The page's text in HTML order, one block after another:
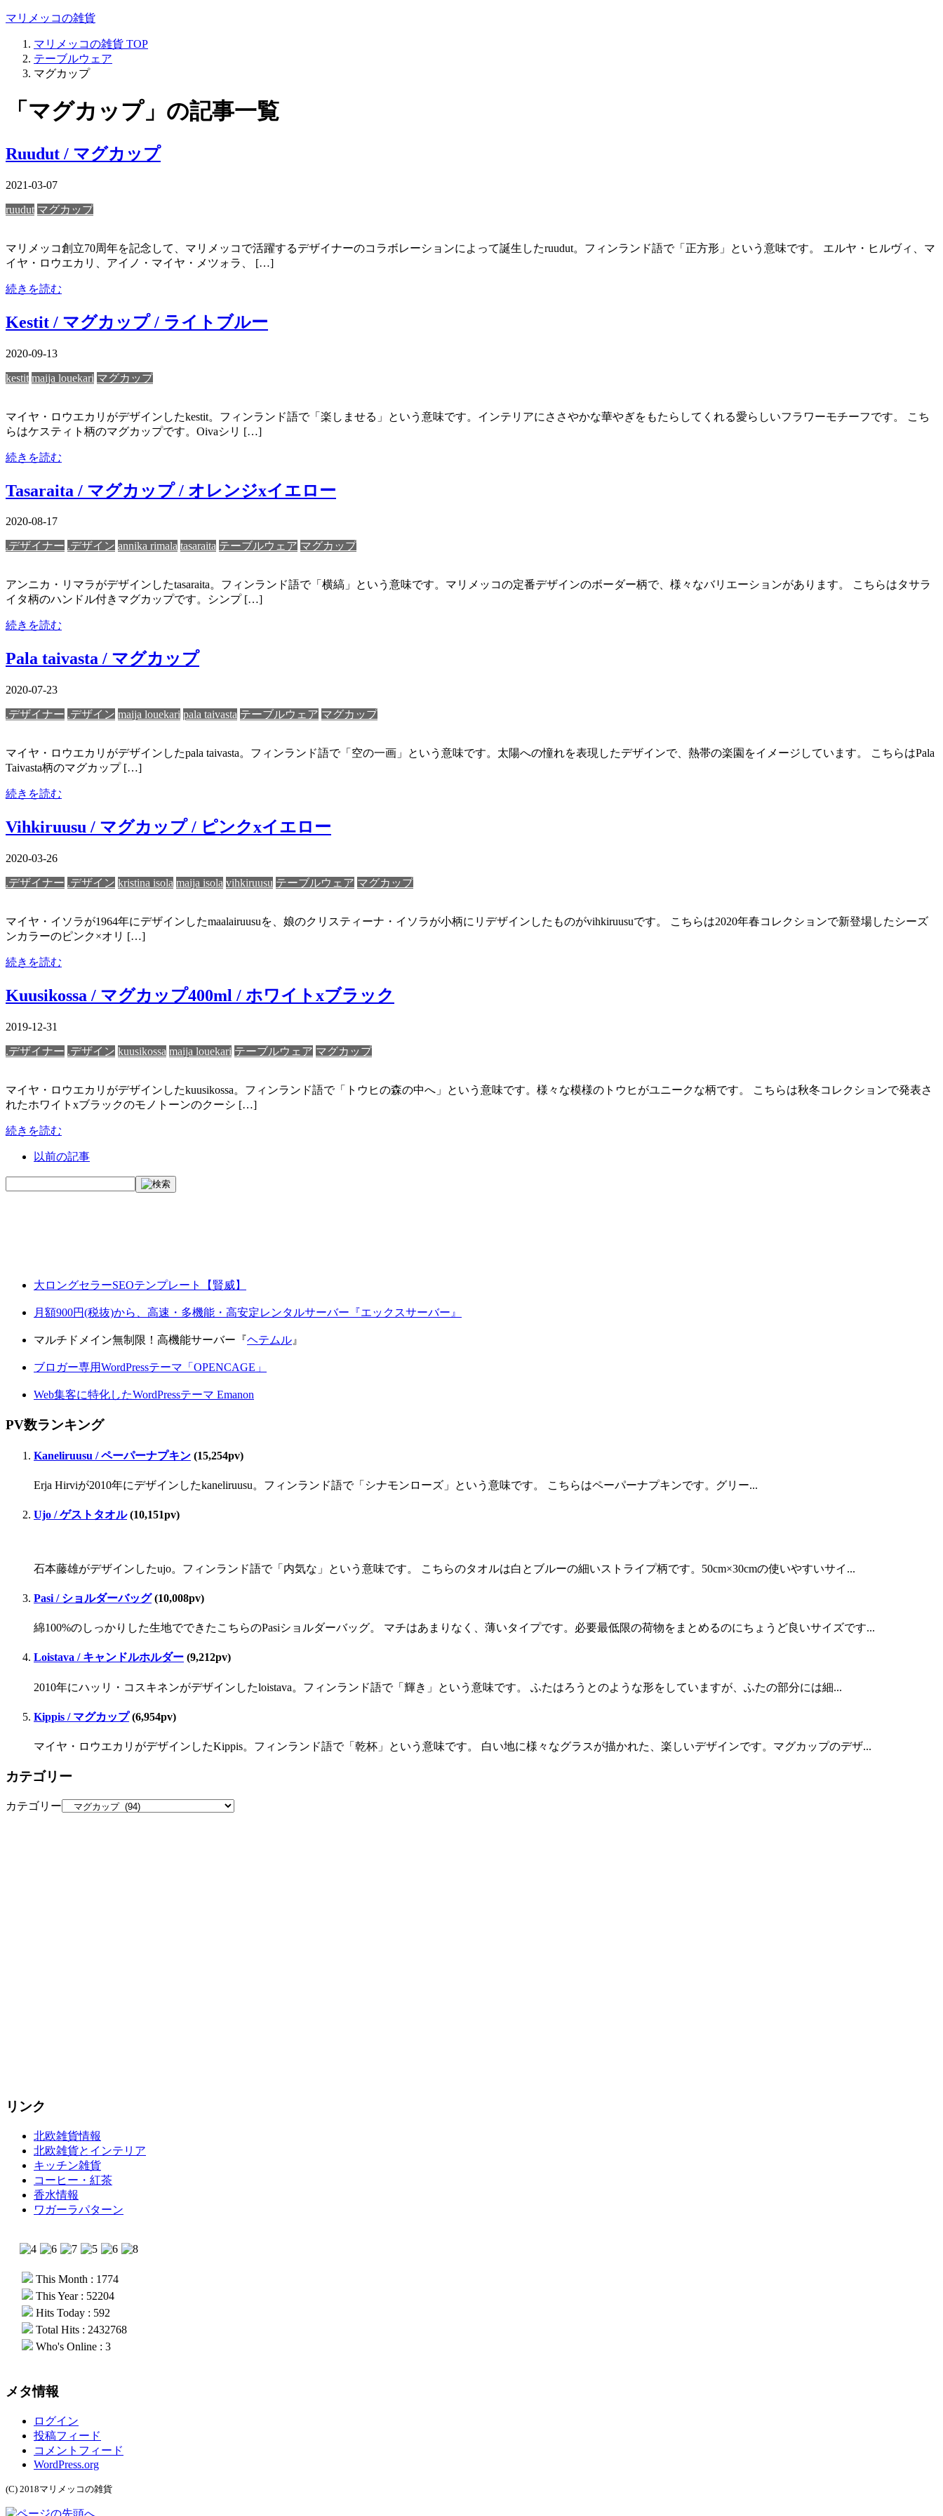
マリメッコの雑貨
マリメッコの雑貨 TOP
テーブルウェア
マグカップ
「マグカップ」の記事一覧
Ruudut / マグカップ
2021-03-07
ruudut マグカップ
マリメッコ創立70周年を記念して、マリメッコで活躍するデザイナーのコラボレーションによって誕生したruudut。フィンランド語で「正方形」という意味です。 エルヤ・ヒルヴィ、マ
イヤ・ロウエカリ、アイノ・マイヤ・メツォラ、 […]
続きを読む
Kestit / マグカップ / ライトブルー
2020-09-13
kestit maija louekari マグカップ
マイヤ・ロウエカリがデザインしたkestit。フィンランド語で「楽しませる」という意味です。インテリアにささやかな華やぎをもたらしてくれる愛らしいフラワーモチーフです。 こち
らはケスティト柄のマグカップです。Oivaシリ […]
続きを読む
Tasaraita / マグカップ / オレンジxイエロー
2020-08-17
.デザイナー .デザイン annika rimala tasaraita テーブルウェア マグカップ
アンニカ・リマラがデザインしたtasaraita。フィンランド語で「横縞」という意味です。マリメッコの定番デザインのボーダー柄で、様々なバリエーションがあります。 こちらはタサラ
イタ柄のハンドル付きマグカップです。シンプ […]
続きを読む
Pala taivasta / マグカップ
2020-07-23
.デザイナー .デザイン maija louekari pala taivasta テーブルウェア マグカップ
マイヤ・ロウエカリがデザインしたpala taivasta。フィンランド語で「空の一画」という意味です。太陽への憧れを表現したデザインで、熱帯の楽園をイメージしています。 こちらはPala
Taivasta柄のマグカップ […]
続きを読む
Vihkiruusu / マグカップ / ピンクxイエロー
2020-03-26
.デザイナー .デザイン kristina isola maija isola vihkiruusu テーブルウェア マグカップ
マイヤ・イソラが1964年にデザインしたmaalairuusuを、娘のクリスティーナ・イソラが小柄にリデザインしたものがvihkiruusuです。 こちらは2020年春コレクションで新登場したシーズ
ンカラーのピンク×オリ […]
続きを読む
Kuusikossa / マグカップ400ml / ホワイトxブラック
2019-12-31
.デザイナー .デザイン kuusikossa maija louekari テーブルウェア マグカップ
マイヤ・ロウエカリがデザインしたkuusikossa。フィンランド語で「トウヒの森の中へ」という意味です。様々な模様のトウヒがユニークな柄です。 こちらは秋冬コレクションで発表さ
れたホワイトxブラックのモノトーンのクーシ […]
続きを読む
以前の記事
大ロングセラーSEOテンプレート【賢威】
月額900円(税抜)から、高速・多機能・高安定レンタルサーバー『エックスサーバー』
マルチドメイン無制限！高機能サーバー『ヘテムル 』
ブロガー専用WordPressテーマ「OPENCAGE」
Web集客に特化したWordPressテーマ Emanon
PV数ランキング
Kaneliruusu / ペーパーナプキン (15,254pv)
Erja Hirviが2010年にデザインしたkaneliruusu。フィンランド語で「シナモンローズ」という意味です。 こちらはペーパーナプキンです。グリー...
Ujo / ゲストタオル(10,151pv)
石本藤雄がデザインしたujo。フィンランド語で「内気な」という意味です。 こちらのタオルは白とブルーの細いストライプ柄です。50cm×30cmの使いやすいサイ...
Pasi / ショルダーバッグ(10,008pv)
綿100%のしっかりした生地でできたこちらのPasiショルダーバッグ。 マチはあまりなく、薄いタイプです。必要最低限の荷物をまとめるのにちょうど良いサイズです...
Loistava / キャンドルホルダー (9,212pv)
2010年にハッリ・コスキネンがデザインしたloistava。フィンランド語で「輝き」という意味です。 ふたはろうとのような形をしていますが、ふたの部分には細...
Kippis / マグカップ(6,954pv)
マイヤ・ロウエカリがデザインしたKippis。フィンランド語で「乾杯」という意味です。 白い地に様々なグラスが描かれた、楽しいデザインです。マグカップのデザ...
カテゴリー
カテゴリー
リンク
北欧雑貨情報
北欧雑貨とインテリア
キッチン雑貨
コーヒー・紅茶
香水情報
ワガーラパターン
This Month : 1774
This Year : 52204
Hits Today : 592
Total Hits : 2432768
Who's Online : 3
メタ情報
ログイン
投稿フィード
コメントフィード
WordPress.org
(C) 2018マリメッコの雑貨